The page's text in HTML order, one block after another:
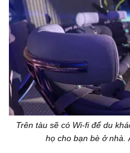
Trên tàu sẽ có Wi-fi để du
họ cho bạn bè ở nhà.